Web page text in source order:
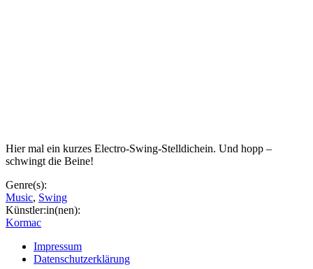
Hier mal ein kurzes Electro-Swing-Stelldichein. Und hopp –
schwingt die Beine!
Genre(s):
Music, Swing
Künstler:in(nen):
Kormac
Impressum
Datenschutzerklärung